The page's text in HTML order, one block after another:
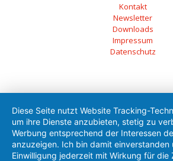
Kontakt
Newsletter
Downloads
Impressum
Datenschutz
Diese Seite nutzt Website Tracking-
um ihre Dienste anzubieten, stetig zu
Werbung entsprechend der Interessen
anzuzeigen. Ich bin damit einverstanden
Einwilligung jederzeit mit Wirkung für